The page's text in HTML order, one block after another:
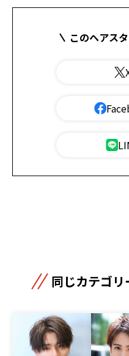
このヘアス
同じカテゴ